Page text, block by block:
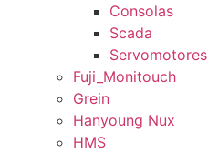
Consolas
Scada
Servomotores
Fuji_Monitouch
Grein
Hanyoung Nux
HMS